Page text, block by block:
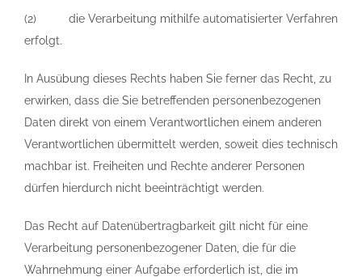
(2) die Verarbeitung mithilfe automatisierter Verfahren
erfolgt.
In Ausübung dieses Rechts haben Sie ferner das Recht, zu
erwirken, dass die Sie betreffenden personenbezogenen
Daten direkt von einem Verantwortlichen einem anderen
Verantwortlichen übermittelt werden, soweit dies technisch
machbar ist. Freiheiten und Rechte anderer Personen
dürfen hierdurch nicht beeinträchtigt werden.
Das Recht auf Datenübertragbarkeit gilt nicht für eine
Verarbeitung personenbezogener Daten, die für die
Wahrnehmung einer Aufgabe erforderlich ist, die im